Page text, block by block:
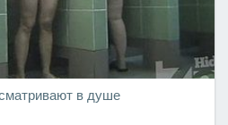
в душе